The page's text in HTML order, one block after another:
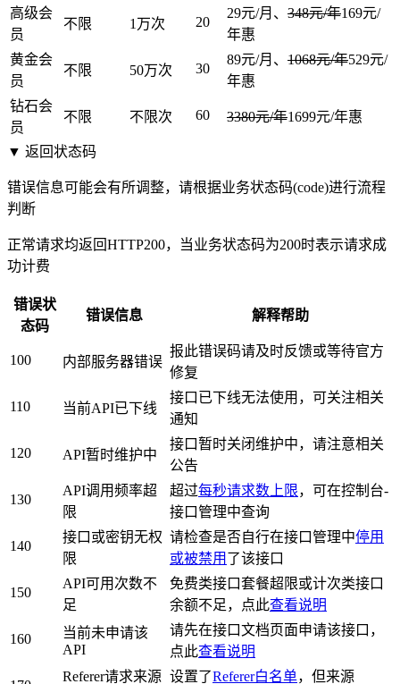
高级会
员
不限 1万次 20
29元/月、 348元/年169元/
年惠
黄金会
员
不限 50万次 30
89元/月、 1068元/年529元/
年惠
钻石会
员
不限 不限次 60 3380元/年1699元/年惠
▼ 返回状态码
错误信息可能会有所调整，请根据业务状态码(code)进行流程
判断
正常请求均返回HTTP200，当业务状态码为200时表示请求成
功计费
错误状
态码
错误信息 解释帮助
100 内部服务器错误
报此错误码请及时反馈或等待官方
修复
110 当前API已下线
接口已下线无法使用，可关注相关
通知
120 API暂时维护中
接口暂时关闭维护中，请注意相关
公告
130
API调用频率超
限
超过每秒请求数上限，可在控制台-
接口管理中查询
140
接口或密钥无权
限
请检查是否自行在接口管理中停用
或被禁用 了该接口
150
API可用次数不
足
免费类接口套餐超限或计次类接口
余额不足，点此查看说明
160
当前未申请该
API
请先在接口文档页面申请该接口，
点此查看说明
Referer请求来源 设置了Referer白名单，但来源